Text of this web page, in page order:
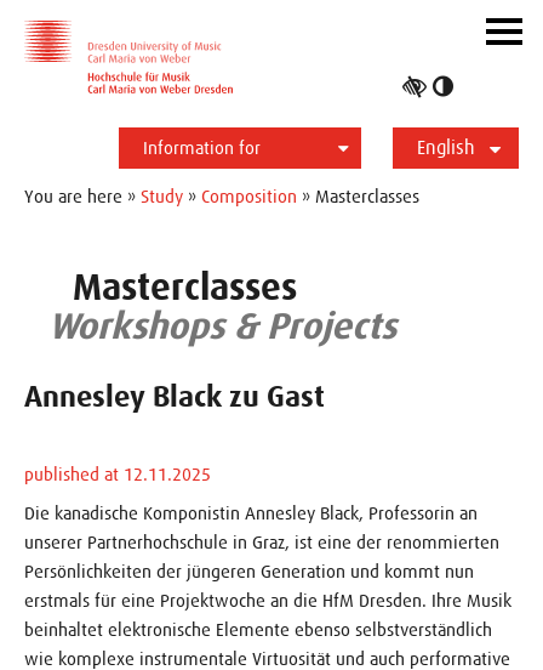
contrast
Information for
Students
Applicants
International
Press
Alumni
English
ein-/
You are here » Study » Composition » Masterclasses
Masterclasses
Workshops & Projects
Annesley Black zu Gast
published at 12.11.2025
Die kanadische Komponistin Annesley Black, Professorin an
unserer Partnerhochschule in Graz, ist eine der renommierten
Persönlichkeiten der jüngeren Generation und kommt nun
erstmals für eine Projektwoche an die HfM Dresden. Ihre Musik
beinhaltet elektronische Elemente ebenso selbstverständlich
wie komplexe instrumentale Virtuosität und auch performative